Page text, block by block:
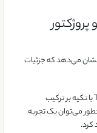
می‌دهد که جزئیات
پرده نمایش ویدئو پروژکتور تسکو مدل TVS 170 MO با تکیه بر ترکیب
می‌توان یک تجربه
کرد.